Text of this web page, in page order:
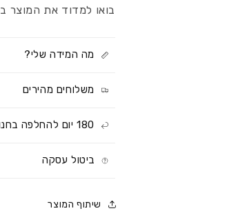
בואו למדוד את המוצר בחנות -
מה המידה שלי?
משלוחים מהירים
180 יום להחלפה בחנות
ביטול עסקה
שיתוף המוצר